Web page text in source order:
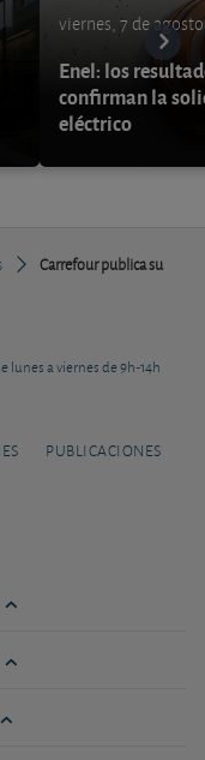
viernes, 7 de
Enel: los
confirman la
eléctrico
Carrefour publica su
lunes a viernes de 9h-14h
PUBLICACIONES